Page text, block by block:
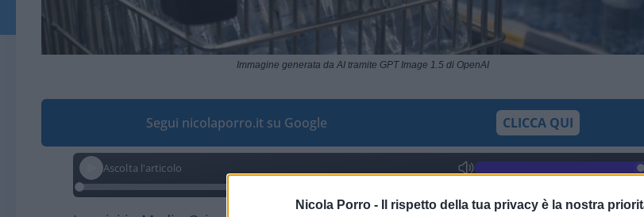
Nicola Porro - Il rispetto della tua privacy è la nostra
Immagine generata da AI tramite GPT Image 1.5 di OpenAI
Segui nicolaporro.it su Google CLICCA QUI
Ascolta l'articolo